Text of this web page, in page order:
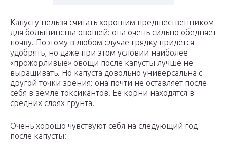
Капусту нельзя считать хорошим предшественником
для большинства овощей: она очень сильно обедняет
почву. Поэтому в любом случае грядку придётся
удобрять, но даже при этом условии наиболее
«прожорливые» овощи после капусты лучше не
выращивать. Но капуста довольно универсальна с
другой точки зрения: она почти не оставляет после
себя в земле токсикантов. Её корни находятся в
средних слоях грунта.
Очень хорошо чувствуют себя на следующий год
после капусты: